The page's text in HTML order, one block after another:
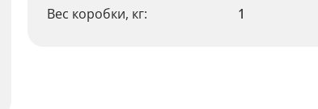
Вес коробки, кг:
1